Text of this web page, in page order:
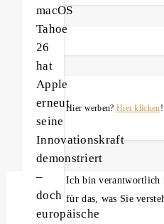
macOS
Tahoe
26
hat
Apple
erneut
seine
Innovationskraft
demonstriert
–
doch
europäische
Hier werben? Hier klicken!
Ich bin verantwortlich
für das, was Sie